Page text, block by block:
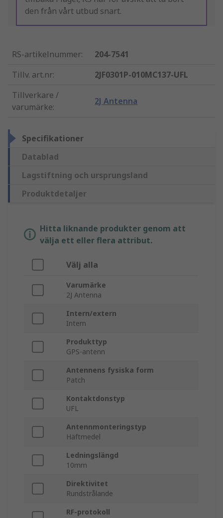
den från vårt utbud snart.
RS-artikelnummer:
204-7541
Tillv. art.nr:
2JF0301P-010MC137-UFL
Tillverkare /
varumärke:
2J Antenna
Specifikationer
Datablad
Lagstiftning och ursprungsland
Produktdetaljer
Hitta liknande produkter genom att
välja ett eller flera attribut.
Välj alla
Varumärke
2J Antenna
Intern/extern
Intern
Produkttyp
GPS-antenn
Antennens fysiska form
Patch
Kontaktdonstyp
UFL
Antennmonteringstyp
Häftmedel
Ledningslängd
10mm
Direktivitet
Rundstrålande
RF-protokoll